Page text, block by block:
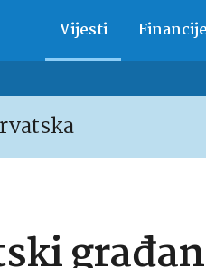
Vijesti Financije